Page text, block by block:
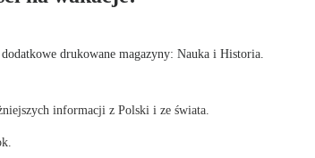
drukowane magazyny: Nauka i Historia.
informacji z Polski i ze świata.